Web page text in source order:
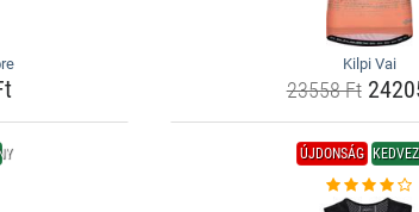
Kilpi Vai
23558 Ft
ÚJDONSÁG